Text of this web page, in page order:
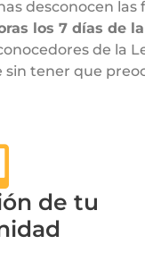
desconocen
los 7 días de
de la
tener que
de tu